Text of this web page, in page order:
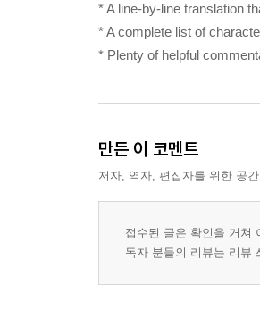
* A line-by-line translation
* A complete list of
* Plenty of helpful
만든 이 코멘트
저자, 역자, 편집자를 위한 공
접수된 글은 확인을 거쳐
독자 분들의 리뷰는 리뷰